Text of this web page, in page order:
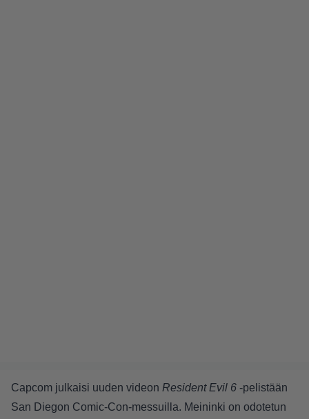
Capcom julkaisi uuden videon Resident Evil 6 -pelistään
San Diegon Comic-Con-messuilla. Meininki on odotetun